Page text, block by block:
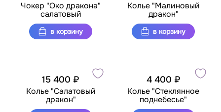
Чокер "Око дракона"
салатовый
в корзину
Колье "Малиновый
дракон"
в корзину
15 400 ₽
Колье "Салатовый
дракон"
4 400 ₽
Колье "Стеклянное
поднебесье"